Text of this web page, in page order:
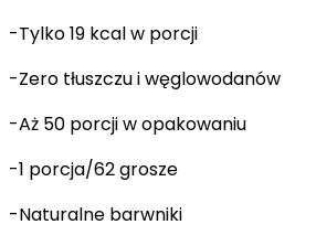
-Tylko 19 kcal w porcji
-Zero tłuszczu i węglowodanów
-Aż 50 porcji w opakowaniu
-1 porcja/62 grosze
-Naturalne barwniki